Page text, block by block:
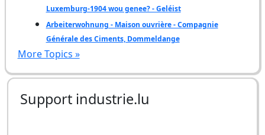
Luxemburg-1904 wou genee? - Geléist
Arbeiterwohnung - Maison ouvrière - Compagnie
Générale des Ciments, Dommeldange
More Topics »
Support industrie.lu